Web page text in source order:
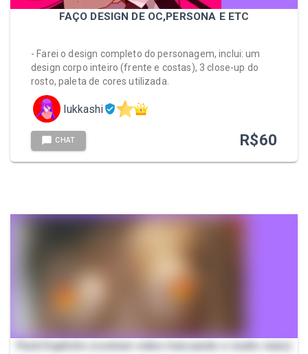
FAÇO DESIGN DE OC,PERSONA E ETC
- Farei o design completo do personagem, inclui: um
design corpo inteiro (frente e costas), 3 close-up do
rosto, paleta de cores utilizada.
lukkashi
CHAT R$60
Pack Explícito (contem video transando e muito mais)